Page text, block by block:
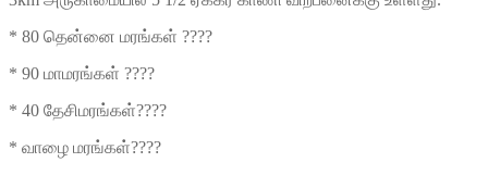
* 80 தென்னை மரங்கள் ????
* 90 மாமரங்கள் ????
* 40 தேசிமரங்கள்????
* வாழை மரங்கள்????